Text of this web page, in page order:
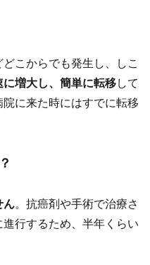
こからでも発生し、しこ
に増大し、簡単に転移して
に来た時にはすでに転移
ん。抗癌剤や手術で治療さ
行するため、半年くらい